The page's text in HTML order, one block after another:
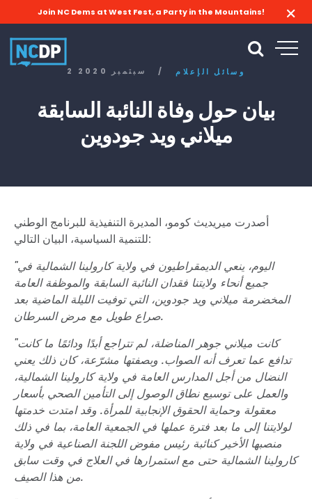
Join NC Dems at West Fest, a Party in the Mountains!
2 سبتمبر 2020 / وسائل الإعلام
بيان حول وفاة النائبة السابقة
ميلاني ويد جودوين
أصدرت ميريديث كومو، المديرة التنفيذية للبرنامج الوطني
للتنمية السياسية، البيان التالي:
"اليوم، ينعي الديمقراطيون في ولاية كارولينا الشمالية في
جميع أنحاء ولايتنا فقدان النائبة السابقة والموظفة العامة
المخضرمة ميلاني ويد جودوين، التي توفيت الليلة الماضية بعد
صراع طويل مع مرض السرطان.
"كانت ميلاني جوهر المناضلة، لم تتراجع أبدًا ودائمًا ما كانت
تدافع عما تعرف أنه الصواب. وبصفتها مشرّعة، كان ذلك يعني
النضال من أجل المدارس العامة في ولاية كارولينا الشمالية،
والعمل على توسيع نطاق الوصول إلى التأمين الصحي بأسعار
معقولة وحماية الحقوق الإنجابية للمرأة. وقد امتدت خدمتها
لولايتنا إلى ما بعد فترة عملها في الجمعية العامة، بما في ذلك
منصبها الأخير كنائبة رئيس مفوض اللجنة الصناعية في ولاية
كارولينا الشمالية حتى مع استمرارها في العلاج في وقت سابق
من هذا الصيف.